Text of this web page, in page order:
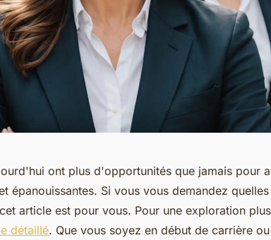
ont plus d'opportunités que jamais pour
épanouissantes. Si vous vous demandez
article est pour vous. Pour une exploration
détaillé. Que vous soyez en début de carrière